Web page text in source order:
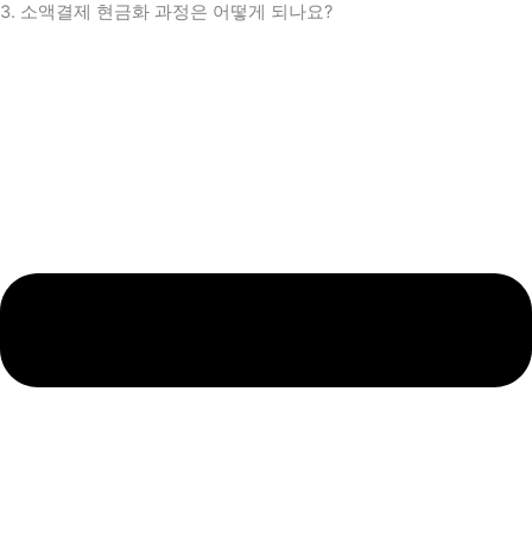
3. 소액결제 현금화 과정은 어떻게 되나요?